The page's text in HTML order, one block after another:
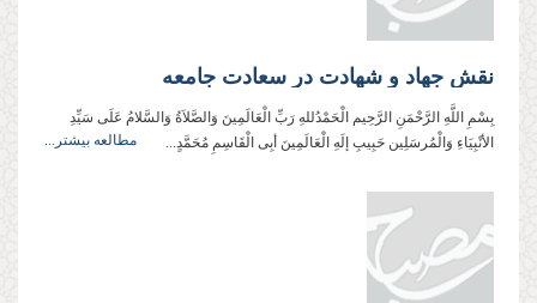
نقش جهاد و شهادت در سعادت جامعه
بِسْمِ اللَّهِ الرَّحْمَنِ الرَّحِيم الْحَمْدُللهِ رَبِّ الْعَالَمِینَ وَالصَّلاَةُ وَالسَّلامُ عَلَی سَیِّدِ
الأنْبِیَاءِ وَالْمُرسَلِین حَبِیبِ إلَهِ الْعَالَمِینَ أبِی الْقَاسِمِ مُحَمَّدٍ...
مطالعه بیشتر...